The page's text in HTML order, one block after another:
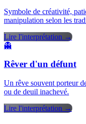
Symbole de créativité,
manipulation selon les
Lire l'interprétation →
👻
Rêver d'un défunt
Un rêve souvent porteur
ou de deuil inachevé.
Lire l'interprétation →